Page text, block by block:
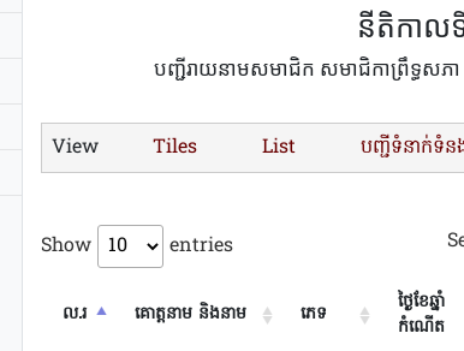
នីតិកាល
បញ្ជីរាយនាមសមាជិក សមាជិកាព្រឹទ្ធស
View Tiles List បញ្ជីទំនាក់ទំន
Show entries
ល.រ គោត្តនាម និងនាម ភេទ
ថ្ងៃខែឆ្នាំ
កំណើត